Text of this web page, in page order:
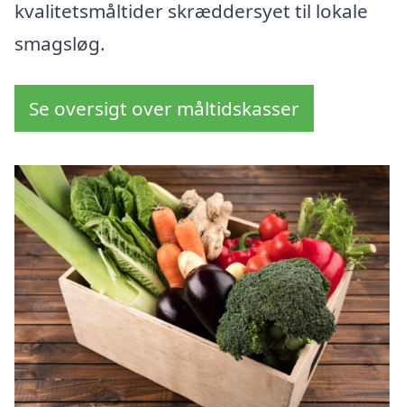
kvalitetsmåltider skræddersyet til lokale
smagsløg.
Se oversigt over måltidskasser